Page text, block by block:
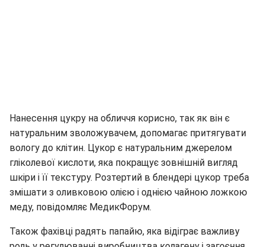
Нанесення цукру на обличчя корисно, так як він є
натуральним зволожувачем, допомагає притягувати
вологу до клітин. Цукор є натуральним джерелом
гліколевої кислоти, яка покращує зовнішній вигляд
шкіри і її текстуру. Розтертий в блендері цукор треба
змішати з оливковою олією і однією чайною ложкою
меду, повідомляє МедикФорум.
Також фахівці радять папайю, яка відіграє важливу